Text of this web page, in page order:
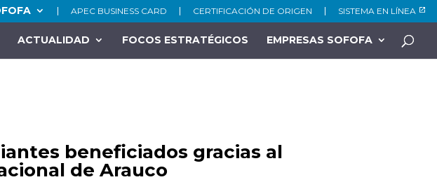
APEC BUSINESS CARD CERTIFICACIÓN DE ORIGEN SISTEMA EN LÍNEA
ACTUALIDAD FOCOS ESTRATÉGICOS EMPRESAS SOFOFA
beneficiados gracias al
de Arauco